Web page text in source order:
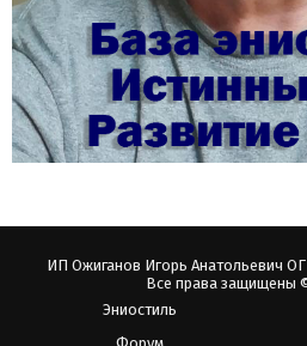
ИП Ожиганов Игорь Анатольевич
Все права защищены
Эниостиль